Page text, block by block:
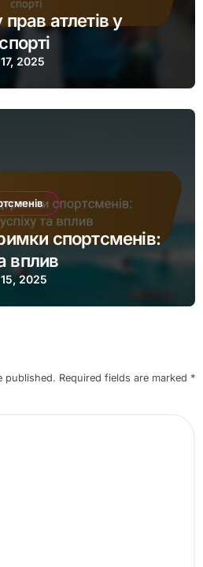
атлетів у
2025
спортсменів:
вплив
2025
published. Required fields are marked *